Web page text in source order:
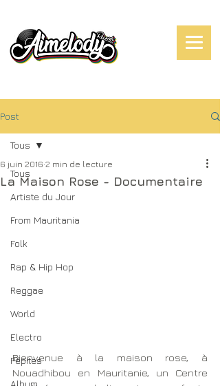
Post
Tous
Artiste du Jour
From Mauritania
Folk
Rap & Hip Hop
Reggae
World
Electro
Pépites
Album
Tous
La Maison Rose - Documentaire
6 juin 2016 2 min de lecture
Bienvenue à la maison rose, à
Nouadhibou en Mauritanie, un Centre